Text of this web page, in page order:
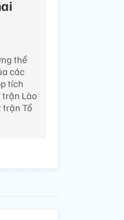
thể
các
tích
trận Lào
trận Tổ